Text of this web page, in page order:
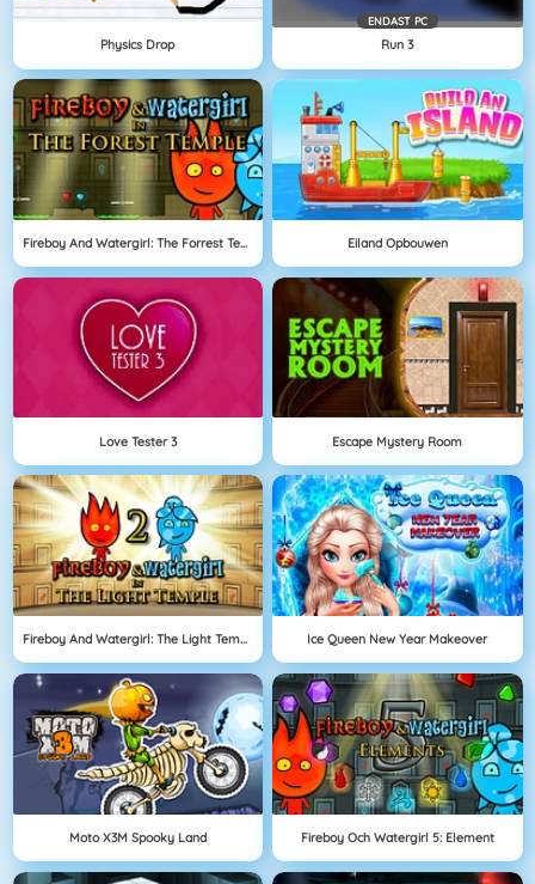
Physics Drop
ENDAST PC
Run 3
Fireboy And Watergirl: The Forrest Temple Eiland Opbouwen
Love Tester 3 Escape Mystery Room
Fireboy And Watergirl: The Light Temple Ice Queen New Year Makeover
Moto X3M Spooky Land Fireboy Och Watergirl 5: Element